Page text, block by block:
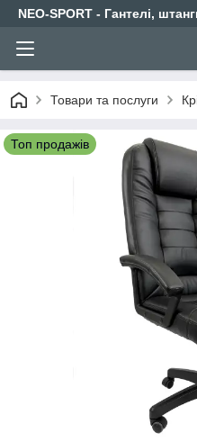
NEO-SPORT - Гантелі,
Товари та послуги
Топ продажів